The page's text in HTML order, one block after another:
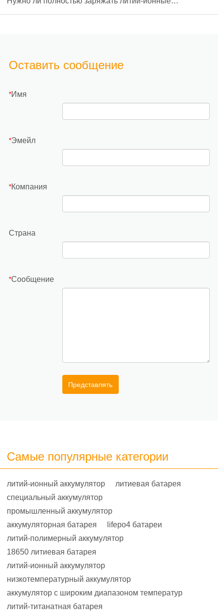
аккумуляторы - первая зарядка, цикл жизни и
Оставить сообщение
*Имя
*Эмейл
*Компания
Страна
*Сообщение
Представлять
Самые популярные категории
литий-ионный аккумулятор
литиевая батарея
специальный аккумулятор
промышленный аккумулятор
аккумуляторная батарея
lifepo4 батареи
литий-полимерный аккумулятор
18650 литиевая батарея
литий-ионный аккумулятор
низкотемпературный аккумулятор
аккумулятор с широким диапазоном температур
литий-титанатная батарея